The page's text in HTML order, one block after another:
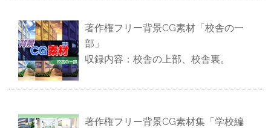
著作権フリー背景CG素材「校舎の一
部」
収録内容：校舎の上部、校舎裏。
著作権フリー背景CG素材集「学校編